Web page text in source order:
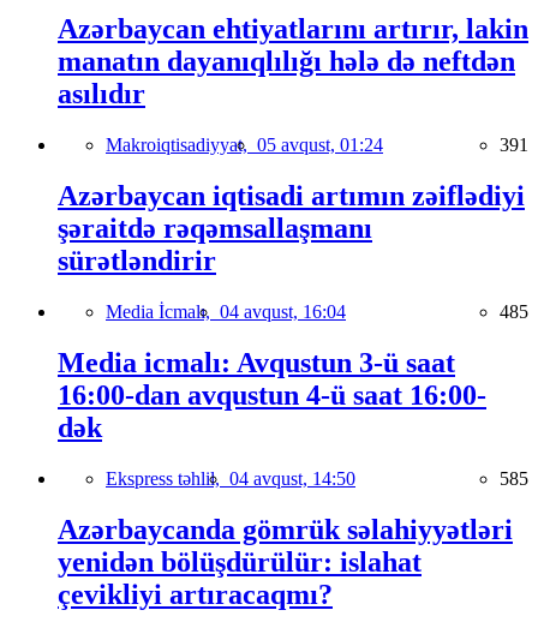
Azərbaycan ehtiyatlarını artırır, lakin
manatın dayanıqlılığı hələ də neftdən
asılıdır
Makroiqtisadiyyat, 05 avqust, 01:24 391
Azərbaycan iqtisadi artımın zəiflədiyi
şəraitdə rəqəmsallaşmanı
sürətləndirir
Media İcmalı, 04 avqust, 16:04 485
Media icmalı: Avqustun 3-ü saat
16:00-dan avqustun 4-ü saat 16:00-
dək
Ekspress təhlil, 04 avqust, 14:50 585
Azərbaycanda gömrük səlahiyyətləri
yenidən bölüşdürülür: islahat
çevikliyi artıracaqmı?